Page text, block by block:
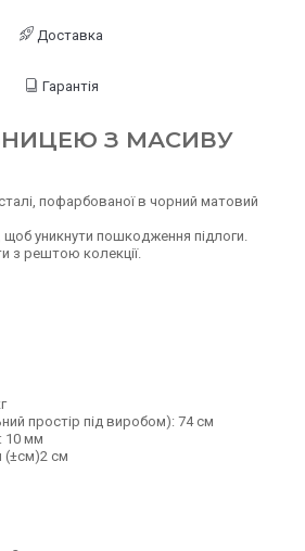
Доставка
Гарантія
З МАСИВУ
пофарбованої в чорний матовий
щоб уникнути пошкодження підлоги.
з рештою колекції.
простір під виробом): 74 см
10 мм
(±см)2 см